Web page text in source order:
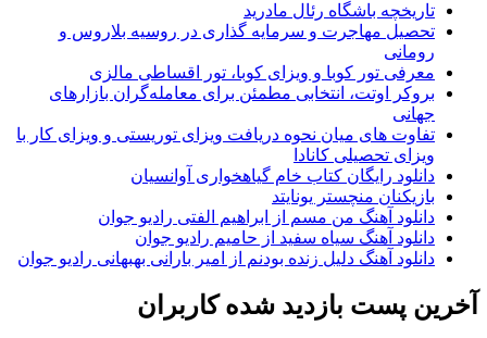
تاریخچه باشگاه رئال مادرید
تحصیل مهاجرت و سرمایه گذاری در روسیه بلاروس و
رومانی
معرفی تور کوبا و ویزای کوبا، تور اقساطی مالزی
بروکر اوتت، انتخابی مطمئن برای معامله‌گران بازارهای
جهانی
تفاوت های میان نحوه دریافت ویزای توریستی و ویزای کار با
ویزای تحصیلی کانادا
دانلود رایگان کتاب خام گیاهخواری آوانسیان
بازیکنان منچستر یونایتد
دانلود آهنگ من مسم از ابراهیم الفتی رادیو جوان
دانلود آهنگ سیاه سفید از حامیم رادیو جوان
دانلود آهنگ دلیل زنده بودنم از امیر بارانی بهبهانی رادیو جوان
آخرین پست بازدید شده کاربران